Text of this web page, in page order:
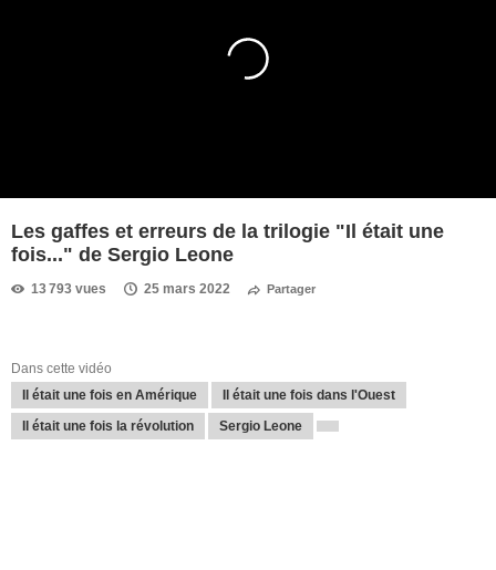
Les gaffes et erreurs de la trilogie "Il était une
fois..." de Sergio Leone
13 793 vues 25 mars 2022 Partager
Dans cette vidéo
Il était une fois en Amérique
Il était une fois dans l'Ouest
Il était une fois la révolution Sergio Leone